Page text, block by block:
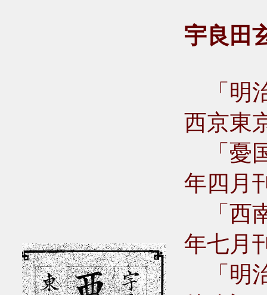
宇良田
「 明
西京東
「憂
年四月
「西
年七月
「明